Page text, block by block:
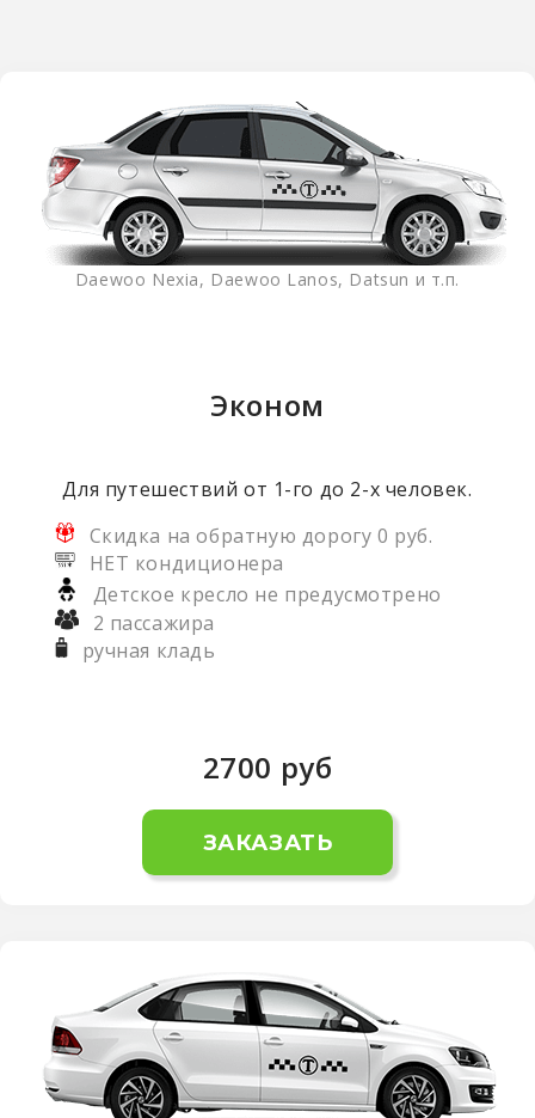
Daewoo Nexia, Daewoo Lanos, Datsun и т.п.
Эконом
Для путешествий от 1-го до 2-х человек.
Скидка на обратную дорогу 0 руб.
НЕТ кондиционера
Детское кресло не предусмотрено
2 пассажира
ручная кладь
2700 руб
ЗАКАЗАТЬ